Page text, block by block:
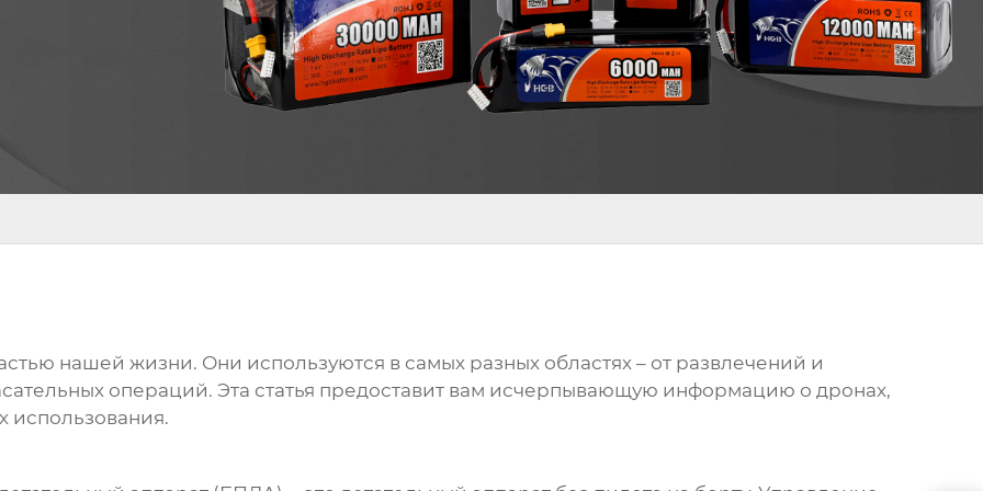
нашей жизни. Они используются в самых разных областях – от развлечений и
операций. Эта статья предоставит вам исчерпывающую информацию о дронах,
использования.